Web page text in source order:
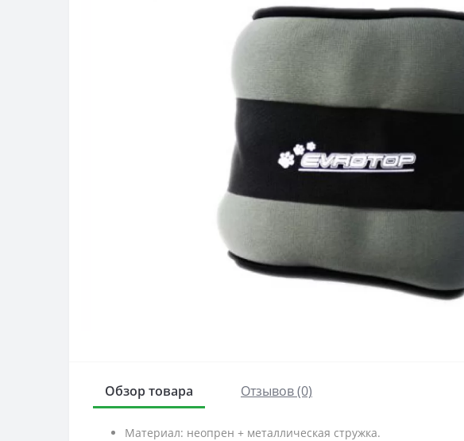
Обзор товара Отзывов (0)
Материал: неопрен + металлическая стружка.